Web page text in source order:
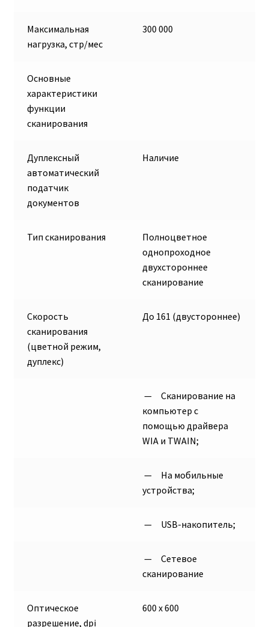
Максимальная
нагрузка, стр/мес
300 000
Основные
характеристики
функции
сканирования
Дуплексный
автоматический
податчик
документов
Наличие
Тип сканирования
Полноцветное
однопроходное
двухстороннее
сканирование
Скорость
сканирования
(цветной режим,
дуплекс)
До 161 (двустороннее)
— Cканирование на
компьютер с
помощью драйвера
WIA и TWAIN;
— На мобильные
устройства;
— USB-накопитель;
— Cетевое
сканирование
Оптическое
разрешение, dpi
600 x 600